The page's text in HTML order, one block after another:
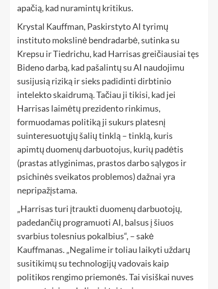
apačią, kad nuramintų kritikus.
Krystal Kauffman, Paskirstyto AI tyrimų
instituto mokslinė bendradarbė, sutinka su
Krepsu ir Tiedrichu, kad Harrisas greičiausiai tęs
Bideno darbą, kad pašalintų su AI naudojimu
susijusią riziką ir sieks padidinti dirbtinio
intelekto skaidrumą. Tačiau ji tikisi, kad jei
Harrisas laimėtų prezidento rinkimus,
formuodamas politiką ji sukurs platesnį
suinteresuotųjų šalių tinklą – tinklą, kuris
apimtų duomenų darbuotojus, kurių padėtis
(prastas atlyginimas, prastos darbo sąlygos ir
psichinės sveikatos problemos) dažnai yra
nepripažįstama.
„Harrisas turi įtraukti duomenų darbuotojų,
padedančių programuoti AI, balsus į šiuos
svarbius tolesnius pokalbius“, – sakė
Kauffmanas. „Negalime ir toliau laikyti uždarų
susitikimų su technologijų vadovais kaip
politikos rengimo priemonės. Tai visiškai nuves